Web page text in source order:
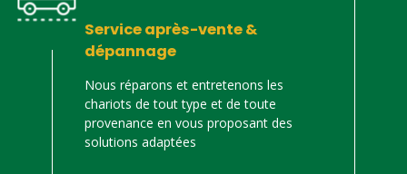
Service après-vente &
dépannage
Nous réparons et entretenons les
chariots de tout type et de toute
provenance en vous proposant des
solutions adaptées